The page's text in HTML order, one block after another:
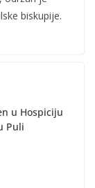
biskupije.
u Hospiciju
Puli